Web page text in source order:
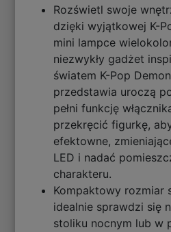
Rozświetl swoje
dzięki wyjątkowej K-
mini lampce
niezwykły gadżet
światem K-Pop
przedstawia uroczą
pełni funkcję
przekręcić figurkę,
efektowne,
LED i nadać
charakteru.
Kompaktowy rozmiar
idealnie sprawdzi się
stoliku nocnym lub w